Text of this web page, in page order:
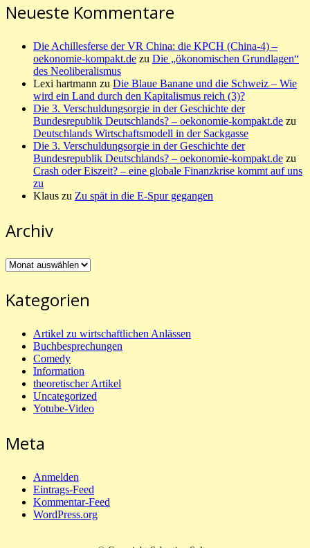
Neueste Kommentare
Die Achillesferse der VR China: die KPCH (China-4) –
oekonomie-kompakt.de zu Die „ökonomischen Grundlagen“
des Neoliberalismus
Lexi hartmann zu Die Blaue Banane und die Schweiz – Wie
wird ein Land durch den Kapitalismus reich (3)?
Die 3. Verschuldungsorgie in der Geschichte der
Bundesrepublik Deutschlands? – oekonomie-kompakt.de zu
Deutschlands Wirtschaftsmodell in der Sackgasse
Die 3. Verschuldungsorgie in der Geschichte der
Bundesrepublik Deutschlands? – oekonomie-kompakt.de zu
Crash oder Eiszeit? – eine globale Finanzkrise kommt auf uns
zu
Klaus zu Zu spät in die E-Spur gegangen
Archiv
Archiv
Kategorien
Artikel zu wirtschaftlichen Anlässen
Buchbesprechungen
Comedy
Information
theoretischer Artikel
Uncategorized
Yotube-Video
Meta
Anmelden
Eintrags-Feed
Kommentar-Feed
WordPress.org